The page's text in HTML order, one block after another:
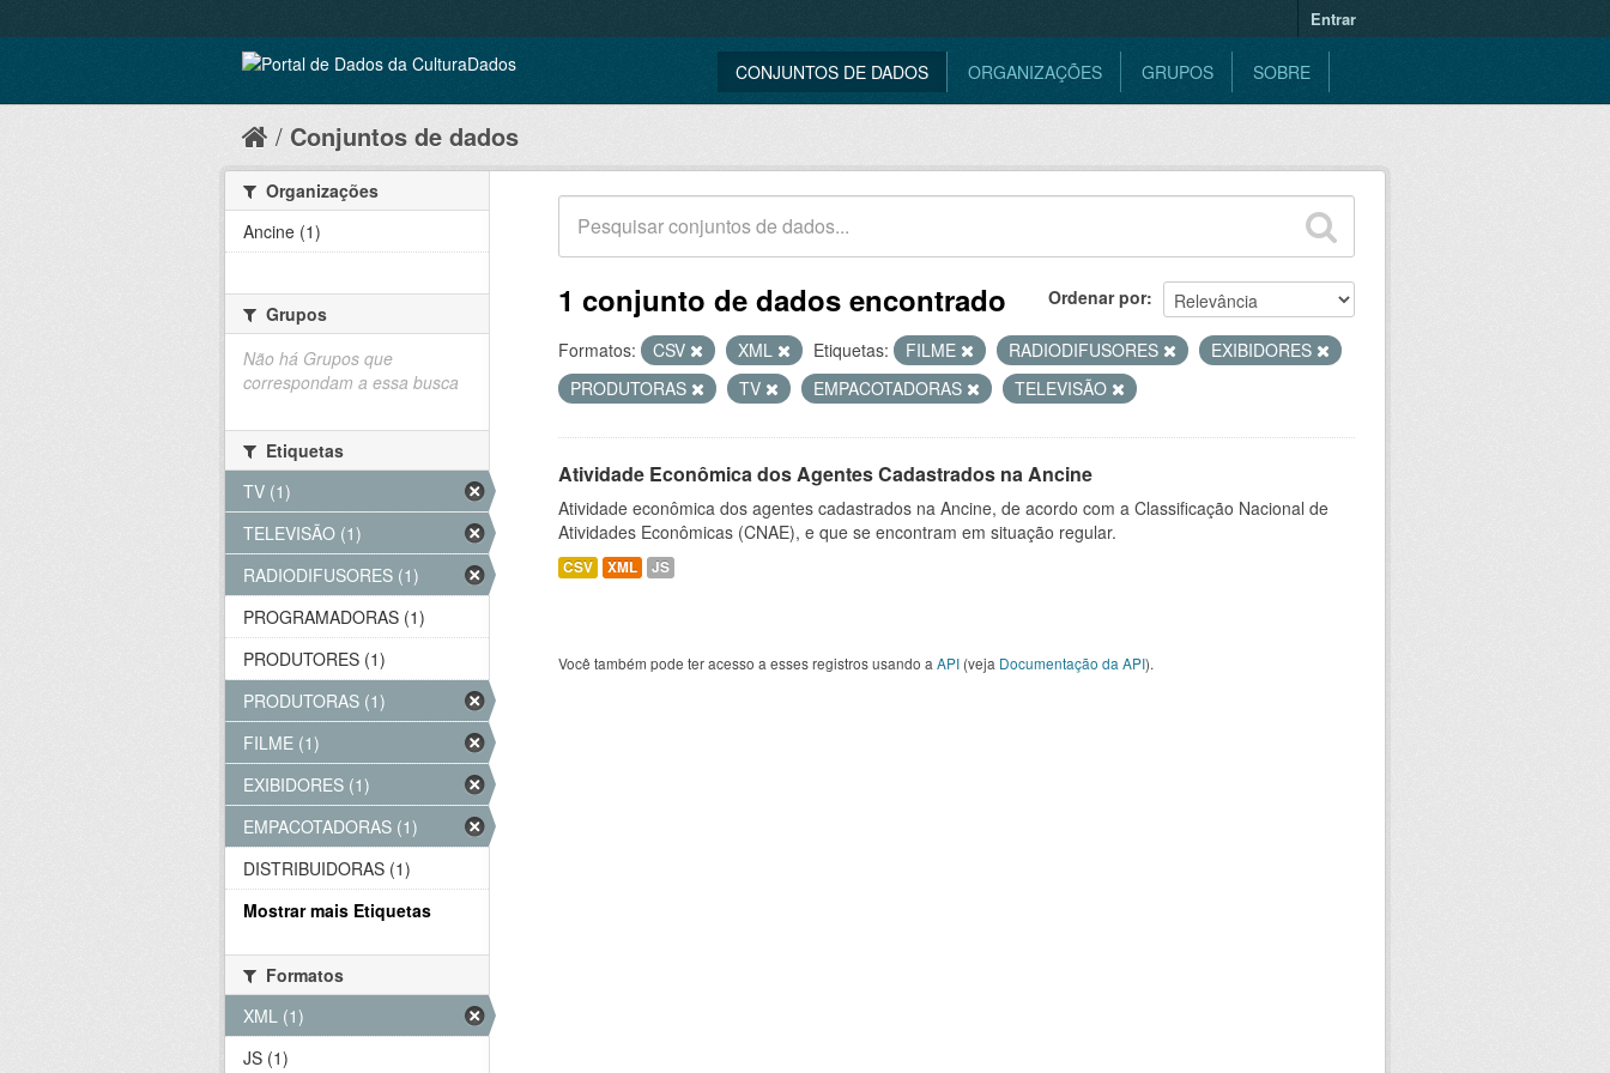
Entrar
CONJUNTOS DE DADOS ORGANIZAÇÕES GRUPOS SOBRE
Conjuntos de dados
Ordenar por
1 conjunto de dados encontrado
Formatos: CSV XML Etiquetas: FILME RADIODIFUSORES
EXIBIDORES
PRODUTORAS
TV EMPACOTADORAS TELEVISÃO
Atividade Econômica dos Agentes Cadastrados na Ancine
Atividade econômica dos agentes cadastrados na Ancine, de acordo com a Classificação Nacional de
Atividades Econômicas (CNAE), e que se encontram em situação regular.
CSV XML JS
Você também pode ter acesso a esses registros usando a API (veja Documentação da API).
Organizações
Ancine (1)
Grupos
Não há Grupos que
correspondam a essa busca
Etiquetas
TV (1)
TELEVISÃO (1)
RADIODIFUSORES (1)
PROGRAMADORAS (1)
PRODUTORES (1)
PRODUTORAS (1)
FILME (1)
EXIBIDORES (1)
EMPACOTADORAS (1)
DISTRIBUIDORAS (1)
Mostrar mais Etiquetas
Formatos
XML (1)
JS (1)